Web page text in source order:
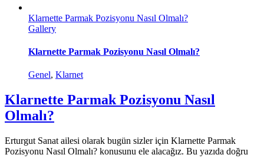
Klarnette Parmak Pozisyonu Nasıl Olmalı?
Gallery
Klarnette Parmak Pozisyonu Nasıl Olmalı?
Genel, Klarnet
Klarnette Parmak Pozisyonu Nasıl
Olmalı?
Erturgut Sanat ailesi olarak bugün sizler için Klarnette Parmak
Pozisyonu Nasıl Olmalı? konusunu ele alacağız. Bu yazıda doğru